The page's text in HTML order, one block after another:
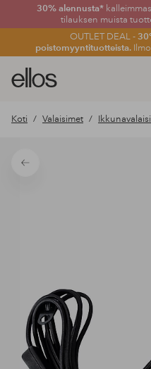
30% alennusta*
tilauksen muista
OUTLET DEAL -
poistomyyntituotteista.
Ellos-
logo
siirry
Koti Valaisimet
Takaisin